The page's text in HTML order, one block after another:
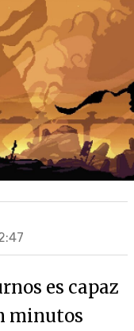
es capaz
minutos